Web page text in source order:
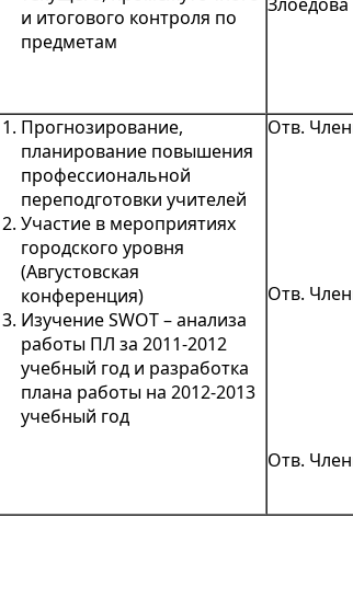
и итогового контроля по
предметам
Прогнозирование,
планирование повышения
профессиональной
переподготовки учителей
Участие в мероприятиях
городского уровня
(Августовская
конференция)
Изучение SWOT – анализа
работы ПЛ за 2011-2012
учебный год и разработка
плана работы на 2012-2013
учебный год
Отв.
Отв.
Отв.